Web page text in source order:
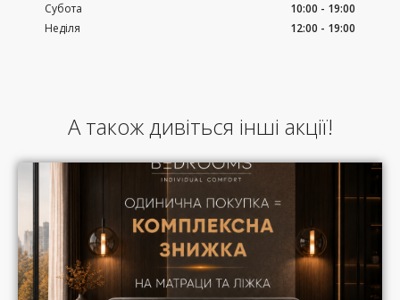
Субота
10:00 - 19:00
Неділя
12:00 - 19:00
А також дивіться інші акції!